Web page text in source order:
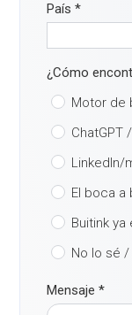
País*
¿Cómo
Motor de
ChatGPT
LinkedIn/
El boca a
Buitink
No lo sé
Mensaje*